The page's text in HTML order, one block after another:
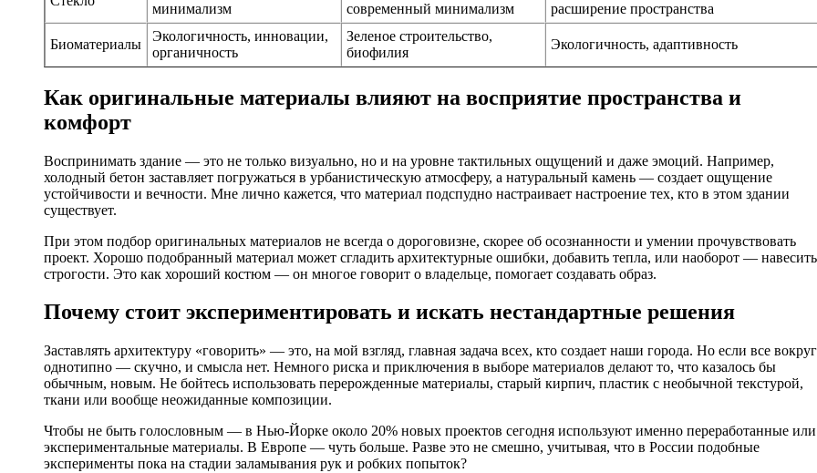
минимализм
современный минимализм
расширение пространства
Биоматериалы
Экологичность, инновации,
органичность
Зеленое строительство,
биофилия
Экологичность, адаптивность
Как оригинальные материалы влияют на восприятие пространства и
комфорт
Воспринимать здание — это не только визуально, но и на уровне тактильных ощущений и даже эмоций. Например,
холодный бетон заставляет погружаться в урбанистическую атмосферу, а натуральный камень — создает ощущение
устойчивости и вечности. Мне лично кажется, что материал подспудно настраивает настроение тех, кто в этом здании
существует.
При этом подбор оригинальных материалов не всегда о дороговизне, скорее об осознанности и умении прочувствовать
проект. Хорошо подобранный материал может сгладить архитектурные ошибки, добавить тепла, или наоборот — навесить
строгости. Это как хороший костюм — он многое говорит о владельце, помогает создавать образ.
Почему стоит экспериментировать и искать нестандартные решения
Заставлять архитектуру «говорить» — это, на мой взгляд, главная задача всех, кто создает наши города. Но если все вокруг
однотипно — скучно, и смысла нет. Немного риска и приключения в выборе материалов делают то, что казалось бы
обычным, новым. Не бойтесь использовать перерожденные материалы, старый кирпич, пластик с необычной текстурой,
ткани или вообще неожиданные композиции.
Чтобы не быть голословным — в Нью-Йорке около 20% новых проектов сегодня используют именно переработанные или
экспериментальные материалы. В Европе — чуть больше. Разве это не смешно, учитывая, что в России подобные
эксперименты пока на стадии заламывания рук и робких попыток?